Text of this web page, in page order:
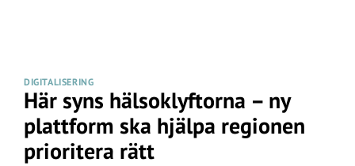
DIGITALISERING
Här syns hälsoklyftorna – ny
plattform ska hjälpa regionen
prioritera rätt